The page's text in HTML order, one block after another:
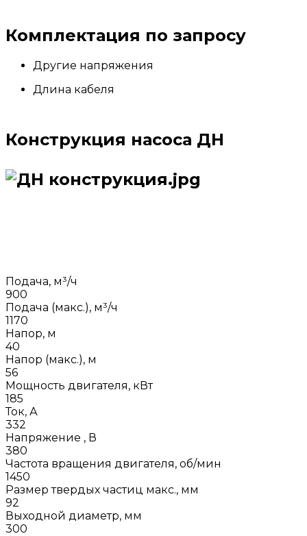
Комплектация по запросу
Другие напряжения
Длина кабеля
Конструкция насоса ДН
Подача, м³/ч
900
Подача (макс.), м³/ч
1170
Напор, м
40
Напор (макс.), м
56
Мощность двигателя, кВт
185
Ток, А
332
Напряжение , В
380
Частота вращения двигателя, об/мин
1450
Размер твердых частиц макс., мм
92
Выходной диаметр, мм
300